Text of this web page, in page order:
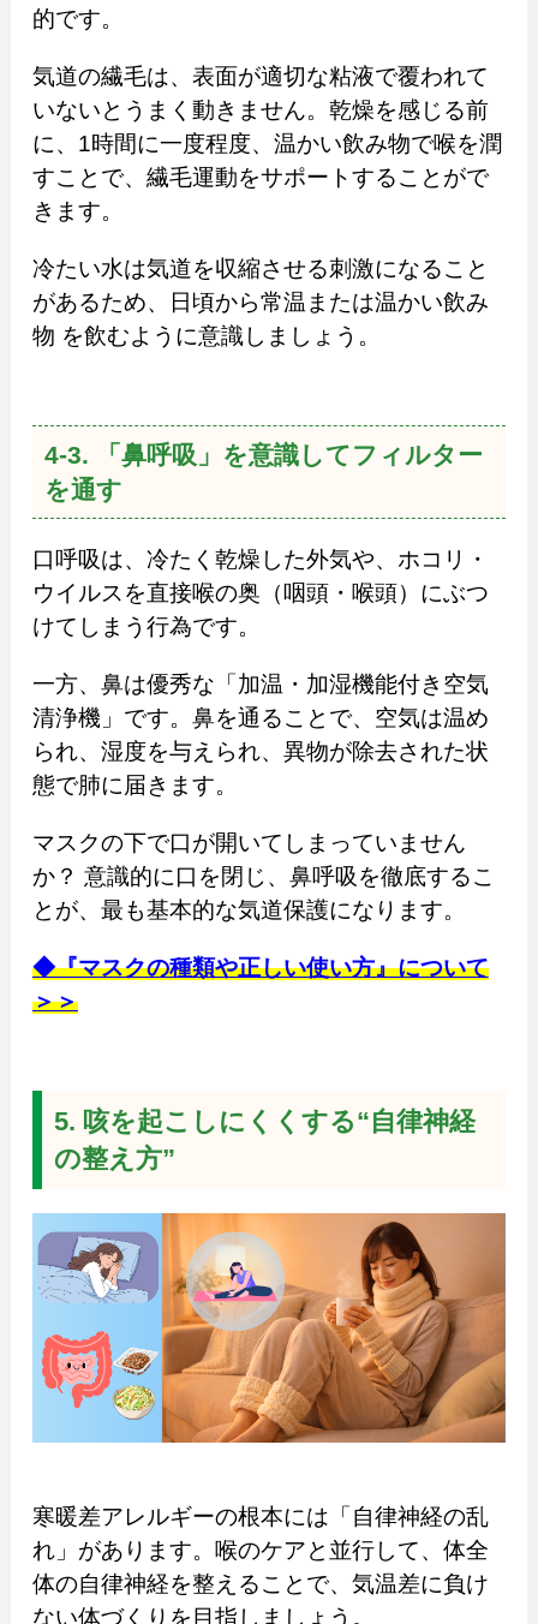
的です。
気道の繊毛は、表面が適切な粘液で覆われて
いないとうまく動きません。乾燥を感じる前
に、1時間に一度程度、温かい飲み物で喉を潤
すことで、繊毛運動をサポートすることがで
きます。
冷たい水は気道を収縮させる刺激になること
があるため、日頃から常温または温かい飲み
物 を飲むように意識しましょう。
4-3. 「鼻呼吸」を意識してフィルター
を通す
口呼吸は、冷たく乾燥した外気や、ホコリ・
ウイルスを直接喉の奥（咽頭・喉頭）にぶつ
けてしまう行為です。
一方、鼻は優秀な「加温・加湿機能付き空気
清浄機」です。鼻を通ることで、空気は温め
られ、湿度を与えられ、異物が除去された状
態で肺に届きます。
マスクの下で口が開いてしまっていません
か？ 意識的に口を閉じ、鼻呼吸を徹底するこ
とが、最も基本的な気道保護になります。
◆『マスクの種類や正しい使い方』について
＞＞
5. 咳を起こしにくくする“自律神経
の整え方”
寒暖差アレルギーの根本には「自律神経の乱
れ」があります。喉のケアと並行して、体全
体の自律神経を整えることで、気温差に負け
ない体づくりを目指しましょう。